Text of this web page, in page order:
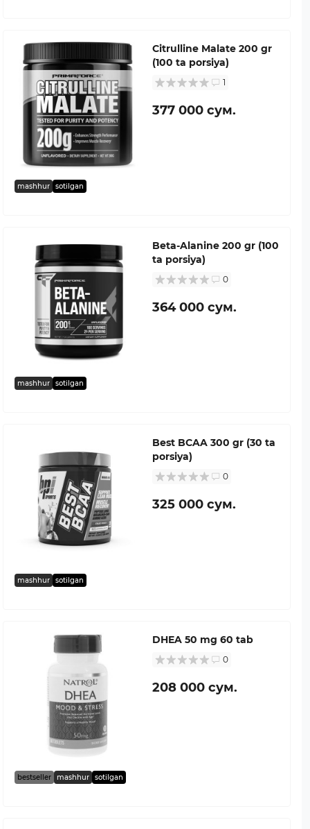
mashhur sotilgan
Citrulline Malate 200 gr
(100 ta porsiya)
1
377 000 сум.
mashhur sotilgan
Beta-Alanine 200 gr (100
ta porsiya)
0
364 000 сум.
mashhur sotilgan
Best BCAA 300 gr (30 ta
porsiya)
0
325 000 сум.
bestseller mashhur sotilgan
DHEA 50 mg 60 tab
0
208 000 сум.